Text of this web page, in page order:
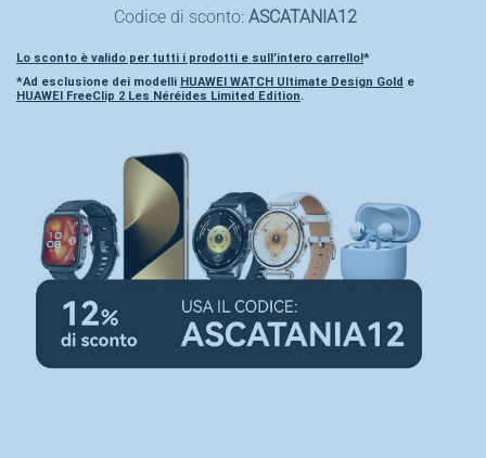
Codice di sconto: ASCATANIA12
Lo sconto è valido per tutti i prodotti e sull’intero carrello!*
*Ad esclusione dei modelli HUAWEI WATCH Ultimate Design Gold e
HUAWEI FreeClip 2 Les Néréides Limited Edition